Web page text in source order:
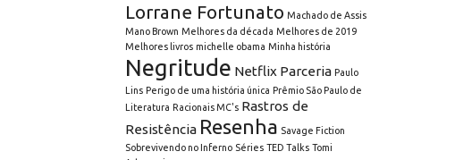
Lorrane Fortunato Machado de Assis
Mano Brown Melhores da década Melhores de 2019
Melhores livros michelle obama Minha história
Negritude Netflix Parceria Paulo
Lins Perigo de uma história única Prêmio São Paulo de
Literatura Racionais MC's Rastros de
Resistência Resenha Savage Fiction
Sobrevivendo no Inferno Séries TED Talks Tomi